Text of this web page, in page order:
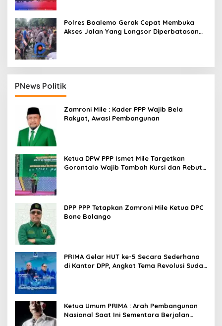
Polres Boalemo Gerak Cepat Membuka
Akses Jalan Yang Longsor Diperbatasan
PNews Politik
Zamroni Mile : Kader PPP Wajib Bela
Rakyat, Awasi Pembangunan
Ketua DPW PPP Ismet Mile Targetkan
Gorontalo Wajib Tambah Kursi dan Rebut
DPP PPP Tetapkan Zamroni Mile Ketua DPC
Bone Bolango
PRIMA Gelar HUT ke-5 Secara Sederhana
di Kantor DPP, Angkat Tema Revolusi Sudah
Ketua Umum PRIMA : Arah Pembangunan
Nasional Saat Ini Sementara Berjalan